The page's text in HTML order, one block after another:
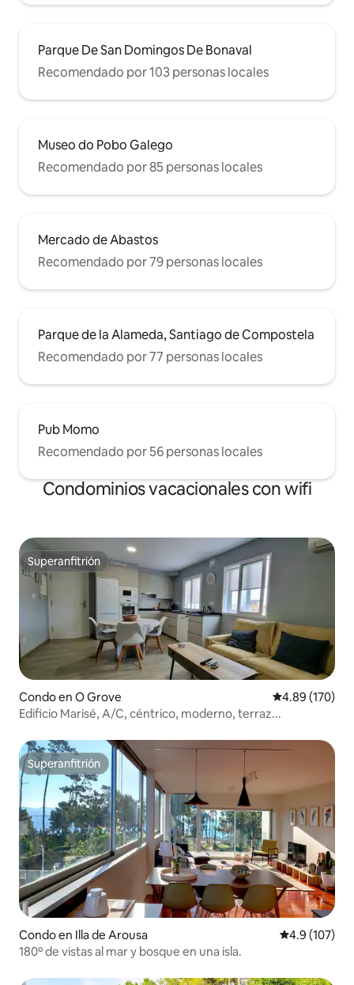
Parque De San Domingos De Bonaval
Recomendado por 103 personas locales
Museo do Pobo Galego
Recomendado por 85 personas locales
Mercado de Abastos
Recomendado por 79 personas locales
Parque de la Alameda, Santiago de Compostela
Recomendado por 77 personas locales
Pub Momo
Recomendado por 56 personas locales
Condominios vacacionales con wifi
Superanfitrión
Superanfitrión
Condo en O Grove Calificación
4.89 (170)
Edificio Marisé, A/C, céntrico, moderno, terraz...
Superanfitrión
Superanfitrión
Condo en Illa de Arousa Calificación
4.9 (107)
180º de vistas al mar y bosque en una isla.